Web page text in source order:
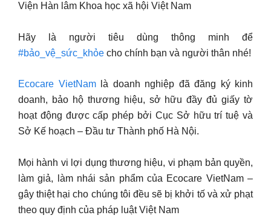
Viện Hàn lâm Khoa học xã hội Việt Nam
Hãy là người tiêu dùng thông minh để
#bảo_vệ_sức_khỏe cho chính bạn và người thân nhé!
Ecocare VietNamlà doanh nghiệp đã đăng ký kinh
doanh, bảo hộ thương hiệu, sở hữu đầy đủ giấy tờ
hoạt động được cấp phép bởi Cục Sở hữu trí tuệ và
Sở Kế hoạch – Đầu tư Thành phố Hà Nội.
Mọi hành vi lợi dụng thương hiệu, vi phạm bản quyền,
làm giả, làm nhái sản phẩm của Ecocare VietNam –
gây thiệt hại cho chúng tôi đều sẽ bị khởi tố và xử phạt
theo quy định của pháp luật Việt Nam